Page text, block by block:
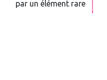
par un élément rare